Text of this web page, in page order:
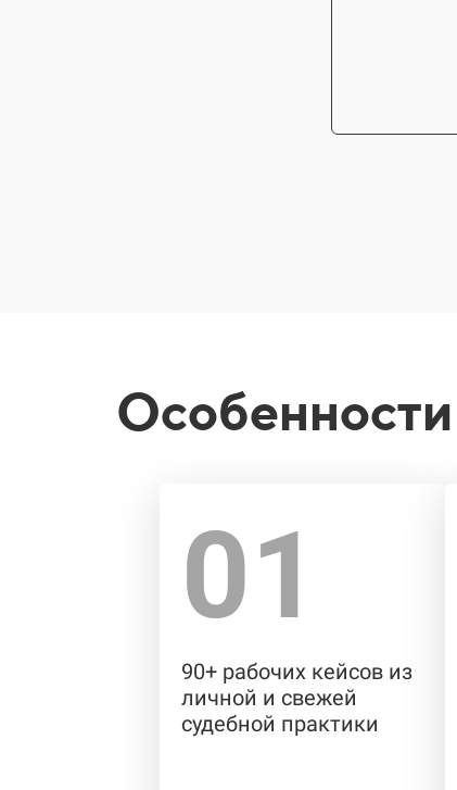
01
90+ рабочих кейсов из
личной и свежей
судебной практики